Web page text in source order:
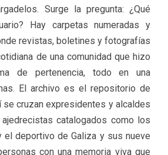
Surge la pregunta: ¿Qué
Hay carpetas numeradas y
revistas, boletines y fotografías
de una comunidad que hizo
de pertenencia, todo en una
El archivo es el repositorio de
cruzan expresidentes y alcaldes
catalogados como los
el deportivo de Galiza y sus nueve
con una memoria viva que